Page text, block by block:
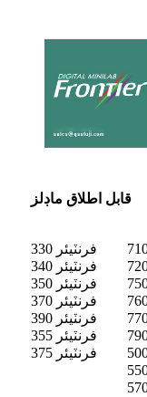
قابل اطلاق ماڊلز
فرنٽيئر 330
فرنٽيئر 340
فرنٽيئر 350
فرنٽيئر 370
فرنٽيئر 390
فرنٽيئر 355
فرنٽيئر 375